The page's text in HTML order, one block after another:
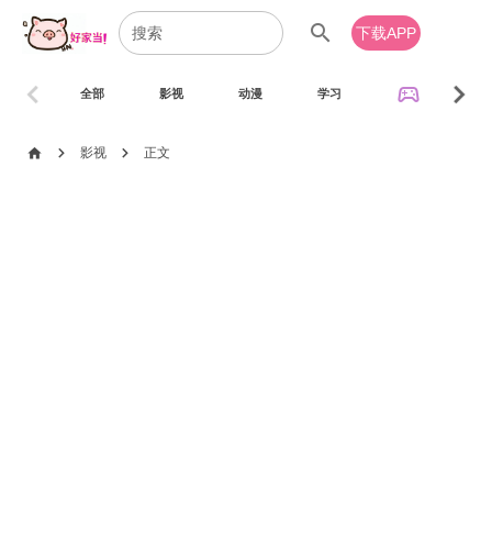
search 下载APP
全部 影视 动漫 学习 sports_esports
chevron_left chevron_right
home chevron_right 影视 chevron_right 正文